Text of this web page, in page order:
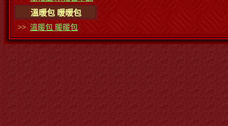
溫暖包 暖暖包
>> 溫暖包 暖暖包